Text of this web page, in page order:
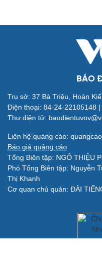
BÁO
Trụ sở: 37 Bà Triệu, Hoàn
Điện thoại: 84-24-22105148
Thư điện tử:
Liên hệ quảng cáo:
Báo giá quảng cáo
Tổng Biên tập: NGÔ THIỆU
Phó Tổng Biên tập: Nguyễn
Thị Khanh
Cơ quan chủ quản: ĐÀI